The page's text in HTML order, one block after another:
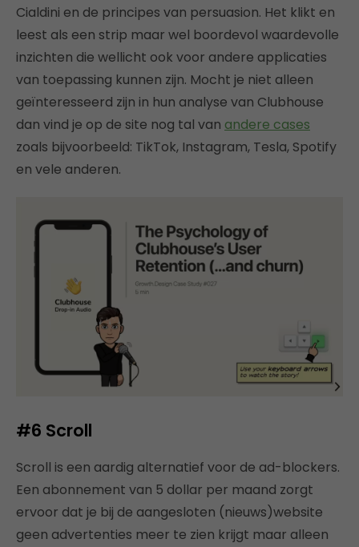
Cialdini en de principes van persuasion. Het klikt en
leest als een strip maar wel boordevol waardevolle
inzichten die wellicht ook voor andere applicaties
van toepassing kunnen zijn. Mocht je niet alleen
geïnteresseerd zijn in hun analyse van Clubhouse
dan vind je op de site nog tal van andere cases
zoals bijvoorbeeld: TikTok, Instagram, Tesla, Spotify
en vele anderen.
#6 Scroll
Scroll is een aardig alternatief voor de ad-blockers.
Een abonnement van 5 dollar per maand zorgt
ervoor dat je bij de aangesloten (nieuws)website
geen advertenties meer te zien krijgt maar alleen